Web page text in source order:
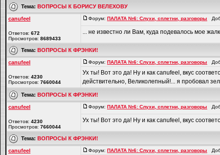
Тема: ВОПРОСЫ К БОРИСУ ВЕЛЕХОВУ
canufeel
Ответов: 672
Просмотров: 8689433
Форум: ПАЛАТА №6: Слухи, сплетни, разговоры
... не известно ли Вам, куда подевалось мое
Тема: ВОПРОСЫ К ФРЭНКИ!
canufeel
Ответов: 4230
Просмотров: 7660044
Форум: ПАЛАТА №6: Слухи, сплетни, разговоры
Ух ты! Вот это да! Ну и как canufeel, вкус
действительно, Великолепный!... я пробовал
Тема: ВОПРОСЫ К ФРЭНКИ!
canufeel
Ответов: 4230
Просмотров: 7660044
Форум: ПАЛАТА №6: Слухи, сплетни, разговоры
Ух ты! Вот это да! Ну и как canufeel, вкус
Тема: ВОПРОСЫ К ФРЭНКИ!
canufeel Форум: ПАЛАТА №6: Слухи, сплетни, разговоры